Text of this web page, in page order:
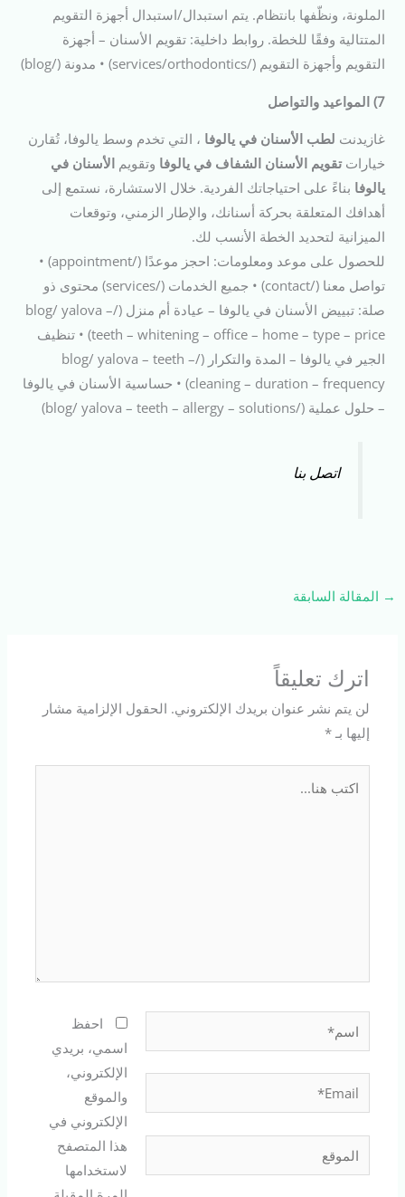
الملونة، ونظّفها بانتظام. يتم استبدال/استبدال أجهزة التقويم
المتتالية وفقًا للخطة. روابط داخلية: تقويم الأسنان – أجهزة
التقويم وأجهزة التقويم (/services/orthodontics) • مدونة (/blog)
7) المواعيد والتواصل
غازيدنت لطب الأسنان في يالوفا ، التي تخدم وسط يالوفا، تُقارن
خياراتتقويم الأسنان الشفاف في يالوفا وتقويمالأسنان في
يالوفا بناءً على احتياجاتك الفردية. خلال الاستشارة، نستمع إلى
أهدافك المتعلقة بحركة أسنانك، والإطار الزمني، وتوقعات
الميزانية لتحديد الخطة الأنسب لك.
للحصول على موعد ومعلومات: احجز موعدًا (/appointment) •
تواصل معنا (/contact) • جميع الخدمات (/services) محتوى ذو
صلة: تبييض الأسنان في يالوفا – عيادة أم منزل (/blog/ yalova –
teeth – whitening – office – home – type – price) • تنظيف
الجير في يالوفا – المدة والتكرار (/blog/ yalova – teeth –
cleaning – duration – frequency) • حساسية الأسنان في يالوفا
– حلول عملية (/blog/ yalova – teeth – allergy – solutions)
اتصل بنا
→ المقالة السابقة
اترك تعليقاً
لن يتم نشر عنوان بريدك الإلكتروني. الحقول الإلزامية مشار
إليها بـ*
اسم*
Email*
الموقع
احفظ
اسمي، بريدي
الإلكتروني،
والموقع
الإلكتروني في
هذا المتصفح
لاستخدامها